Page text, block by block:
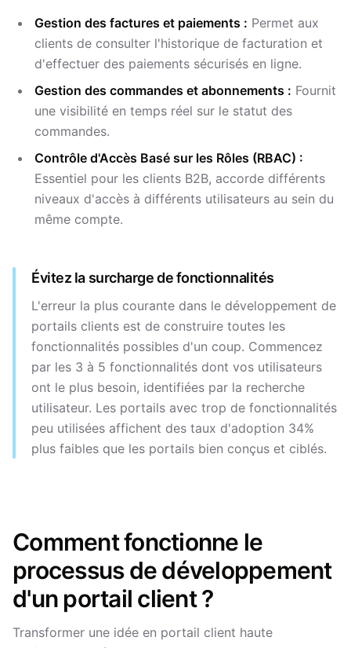
Gestion des factures et paiements : Permet aux
clients de consulter l'historique de facturation et
d'effectuer des paiements sécurisés en ligne.
Gestion des commandes et abonnements : Fournit
une visibilité en temps réel sur le statut des
commandes.
Contrôle d'Accès Basé sur les Rôles (RBAC) :
Essentiel pour les clients B2B, accorde différents
niveaux d'accès à différents utilisateurs au sein du
même compte.
Évitez la surcharge de fonctionnalités
L'erreur la plus courante dans le développement de
portails clients est de construire toutes les
fonctionnalités possibles d'un coup. Commencez
par les 3 à 5 fonctionnalités dont vos utilisateurs
ont le plus besoin, identifiées par la recherche
utilisateur. Les portails avec trop de fonctionnalités
peu utilisées affichent des taux d'adoption 34%
plus faibles que les portails bien conçus et ciblés.
Comment fonctionne le
processus de développement
d'un portail client ?
Transformer une idée en portail client haute